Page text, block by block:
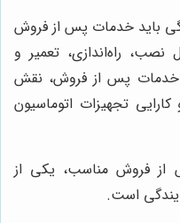
باید خدمات پس از فروش
نصب، راه‌اندازی، تعمیر و
خدمات پس از فروش، نقش
تجهیزات اتوماسیون
از فروش مناسب، یکی از
است.